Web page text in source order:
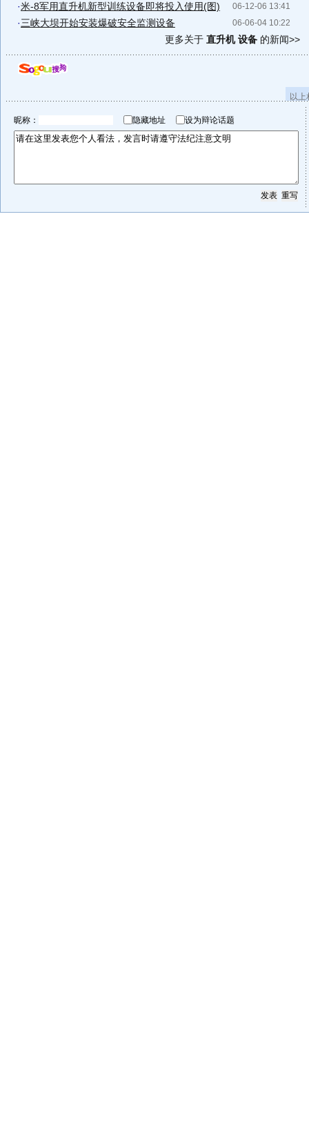
06-12-06 13:41
·米-8军用直升机新型训练设备即将投入使用(图)
06-06-04 10:22
·三峡大坝开始安装爆破安全监测设备
更多关于 直升机 设备 的新闻>>
以
昵称： 隐藏地址 设为辩论话题